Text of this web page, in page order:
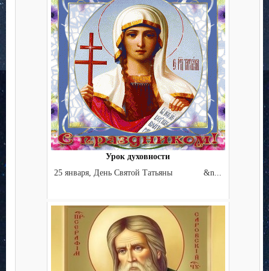
Урок духовности
25 января, День Святой Татьяны &n...